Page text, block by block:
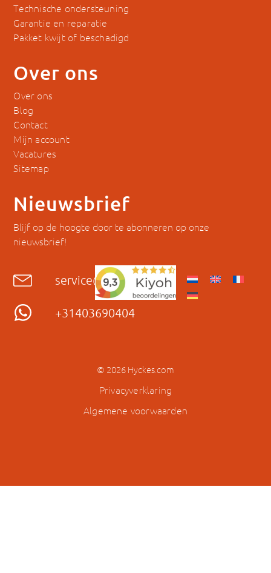
Technische ondersteuning
Garantie en reparatie
Pakket kwijt of beschadigd
Over ons
Over ons
Blog
Contact
Mijn account
Vacatures
Sitemap
Nieuwsbrief
Blijf op de hoogte door te abonneren op onze
nieuwsbrief!
service@hyckes.com
+31403690404
© 2026 Hyckes.com
Privacyverklaring
Algemene voorwaarden